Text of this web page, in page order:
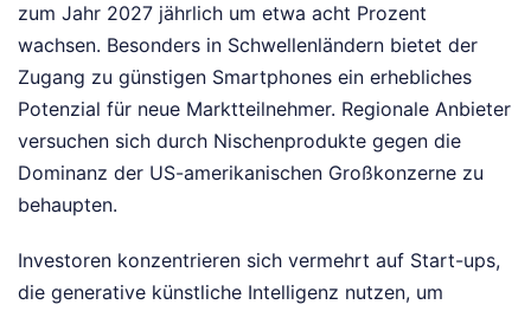
zum Jahr 2027 jährlich um etwa acht Prozent
wachsen. Besonders in Schwellenländern bietet der
Zugang zu günstigen Smartphones ein erhebliches
Potenzial für neue Marktteilnehmer. Regionale Anbieter
versuchen sich durch Nischenprodukte gegen die
Dominanz der US-amerikanischen Großkonzerne zu
behaupten.
Investoren konzentrieren sich vermehrt auf Start-ups,
die generative künstliche Intelligenz nutzen, um